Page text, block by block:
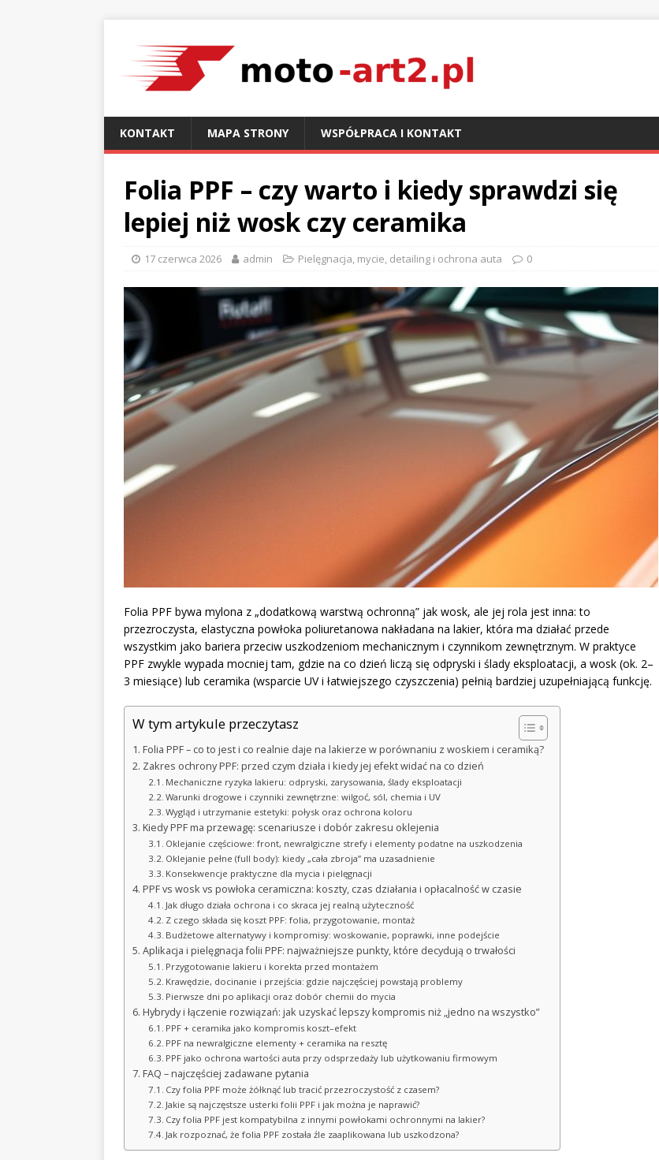
KONTAKT MAPA STRONY WSPÓŁPRACA I KONTAKT
Folia PPF – czy warto i kiedy sprawdzi się
lepiej niż wosk czy ceramika
17 czerwca 2026 admin Pielęgnacja, mycie, detailing i ochrona auta 0
Folia PPF bywa mylona z „dodatkową warstwą ochronną” jak wosk, ale jej rola jest inna: to
przezroczysta, elastyczna powłoka poliuretanowa nakładana na lakier, która ma działać przede
wszystkim jako bariera przeciw uszkodzeniom mechanicznym i czynnikom zewnętrznym. W praktyce
PPF zwykle wypada mocniej tam, gdzie na co dzień liczą się odpryski i ślady eksploatacji, a wosk (ok. 2–
3 miesiące) lub ceramika (wsparcie UV i łatwiejszego czyszczenia) pełnią bardziej uzupełniającą funkcję.
W tym artykule przeczytasz
Folia PPF – co to jest i co realnie daje na lakierze w porównaniu z woskiem i ceramiką?
Zakres ochrony PPF: przed czym działa i kiedy jej efekt widać na co dzień
Mechaniczne ryzyka lakieru: odpryski, zarysowania, ślady eksploatacji
Warunki drogowe i czynniki zewnętrzne: wilgoć, sól, chemia i UV
Wygląd i utrzymanie estetyki: połysk oraz ochrona koloru
Kiedy PPF ma przewagę: scenariusze i dobór zakresu oklejenia
Oklejanie częściowe: front, newralgiczne strefy i elementy podatne na uszkodzenia
Oklejanie pełne (full body): kiedy „cała zbroja” ma uzasadnienie
Konsekwencje praktyczne dla mycia i pielęgnacji
PPF vs wosk vs powłoka ceramiczna: koszty, czas działania i opłacalność w czasie
Jak długo działa ochrona i co skraca jej realną użyteczność
Z czego składa się koszt PPF: folia, przygotowanie, montaż
Budżetowe alternatywy i kompromisy: woskowanie, poprawki, inne podejście
Aplikacja i pielęgnacja folii PPF: najważniejsze punkty, które decydują o trwałości
Przygotowanie lakieru i korekta przed montażem
Krawędzie, docinanie i przejścia: gdzie najczęściej powstają problemy
Pierwsze dni po aplikacji oraz dobór chemii do mycia
Hybrydy i łączenie rozwiązań: jak uzyskać lepszy kompromis niż „jedno na wszystko”
PPF + ceramika jako kompromis koszt–efekt
PPF na newralgiczne elementy + ceramika na resztę
PPF jako ochrona wartości auta przy odsprzedaży lub użytkowaniu firmowym
FAQ – najczęściej zadawane pytania
Czy folia PPF może żółknąć lub tracić przezroczystość z czasem?
Jakie są najczęstsze usterki folii PPF i jak można je naprawić?
Czy folia PPF jest kompatybilna z innymi powłokami ochronnymi na lakier?
Jak rozpoznać, że folia PPF została źle zaaplikowana lub uszkodzona?